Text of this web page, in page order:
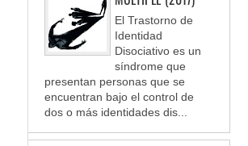
El Trastorno de
Identidad
Disociativo es un
síndrome que
presentan personas que se
encuentran bajo el control de
dos o más identidades dis...